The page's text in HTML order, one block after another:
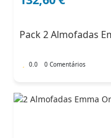
204,00 €.
132,60 €.
Pack 2 Almofadas
0.0 0 Comentários